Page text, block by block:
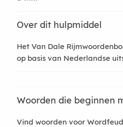
Over dit hulpmiddel
Het Van Dale
op basis van Nederlandse
Woorden die beginnen
Vind woorden voor